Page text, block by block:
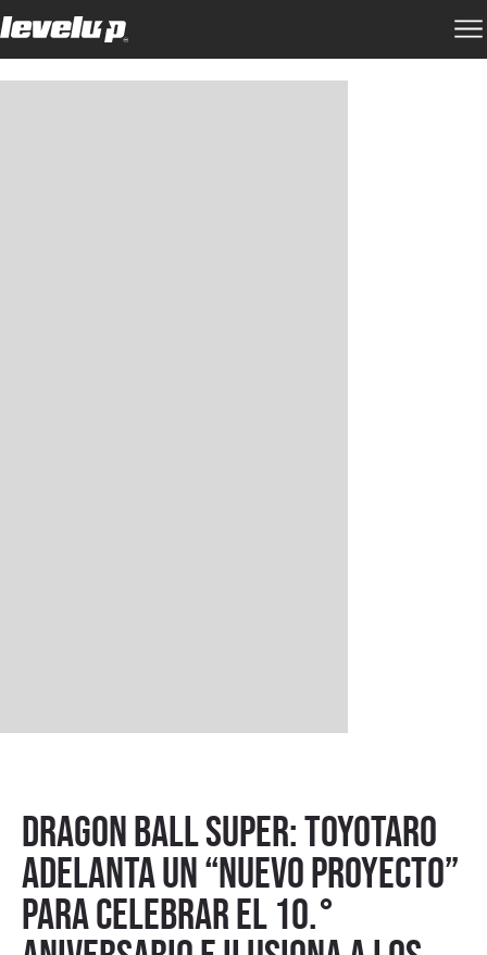
Dragon Ball Super: Toyotaro
adelanta un “nuevo proyecto”
para celebrar el 10.°